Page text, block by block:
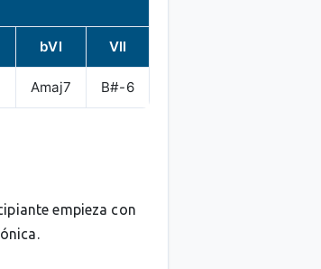
bVI VII
Amaj7 B#-6
empieza con